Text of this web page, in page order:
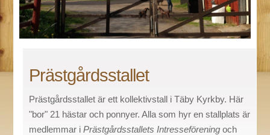
Prästgårdsstallet
Prästgårdsstallet är ett kollektivstall i Täby Kyrkby. Här
"bor" 21 hästar och ponnyer. Alla som hyr en stallplats är
medlemmar i Prästgårdsstallets Intresseföreningoch